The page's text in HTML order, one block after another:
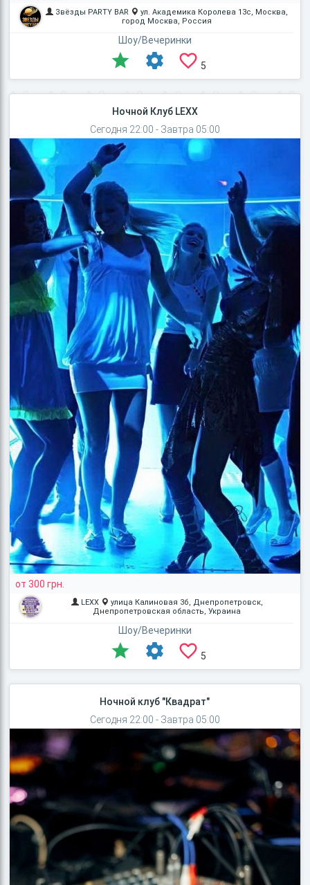
Звёзды PARTY BAR
ул. Академика Королева 13с, Москва,
город Москва, Россия
Шоу/Вечеринки
5
Ночной Клуб LEXX
Сегодня 22:00 - Завтра 05:00
от 300 грн.
LEXX
улица Калиновая 3б, Днепропетровск,
Днепропетровская область, Украина
Шоу/Вечеринки
5
Ночной клуб "Квадрат"
Сегодня 22:00 - Завтра 05:00